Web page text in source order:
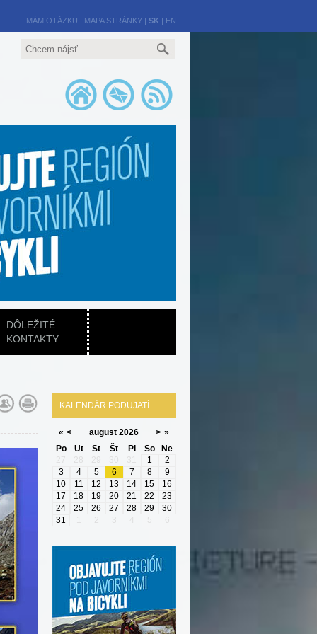
MÁM OTÁZKU | MAPA STRÁNKY| SK | EN
DÔLEŽITÉ
KONTAKTY
KALENDÁR PODUJATÍ
« < august 2026 > »
Po
Ut St Št Pi So
Ne
27
28 29 30 31 1
2
3
4 5 6 7 8
9
10
11 12 13 14 15
16
17
18 19 20 21 22
23
24
25 26 27 28 29
30
31
2 3 5 6